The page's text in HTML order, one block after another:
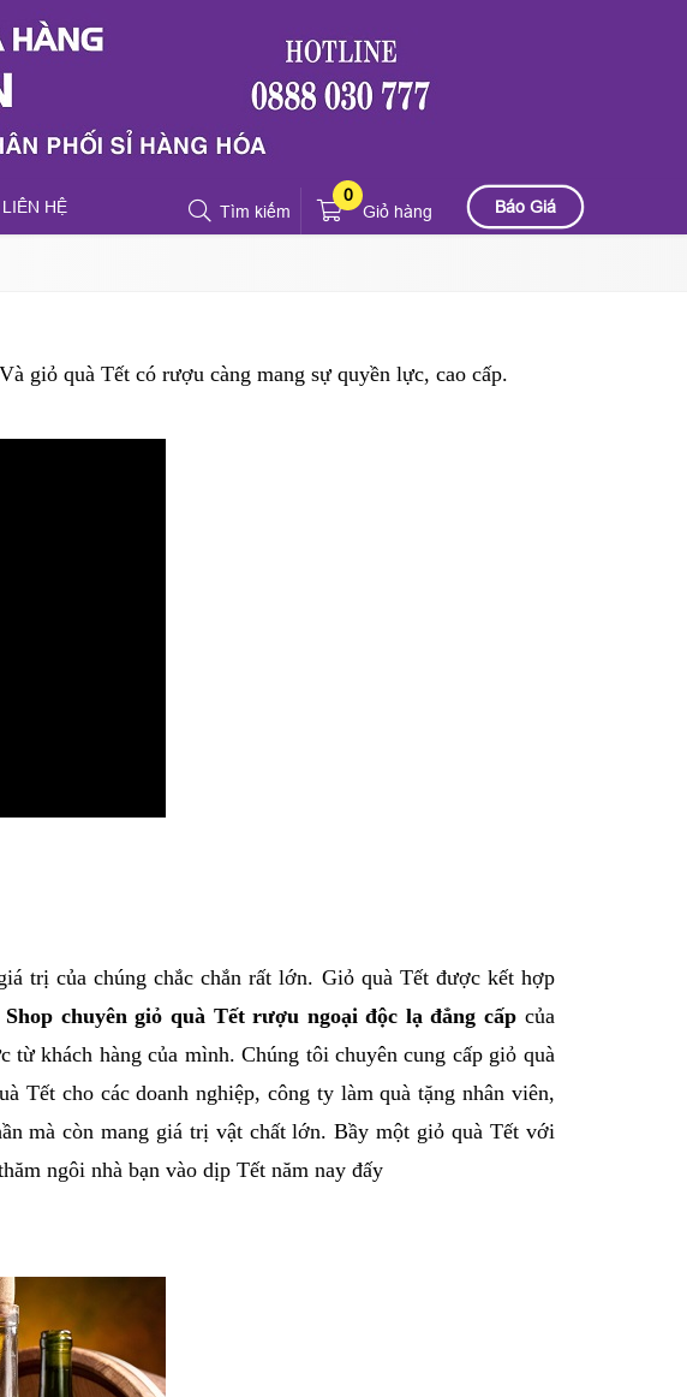
LIÊN HỆ Tìm kiếm
0
Giỏ hàng
Báo Giá
giỏ quà Tết có rượu càng mang sự quyền lực, cao cấp.
trị của chúng chắc chắn rất lớn. Giỏ quà Tết được kết hợp
Shop chuyên giỏ quà Tết rượu ngoại độc lạ đẳng cấp của
khách hàng của mình. Chúng tôi chuyên cung cấp giỏ quà
Tết cho các doanh nghiệp, công ty làm quà tặng nhân viên,
mà còn mang giá trị vật chất lớn. Bầy một giỏ quà Tết với
ngôi nhà bạn vào dịp Tết năm nay đấy